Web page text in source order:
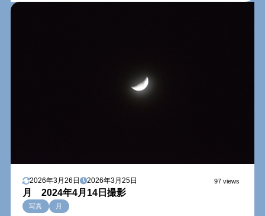
2026年3月26日 2026年3月25日 97 views
月 2024年4月14日撮影
写真 月